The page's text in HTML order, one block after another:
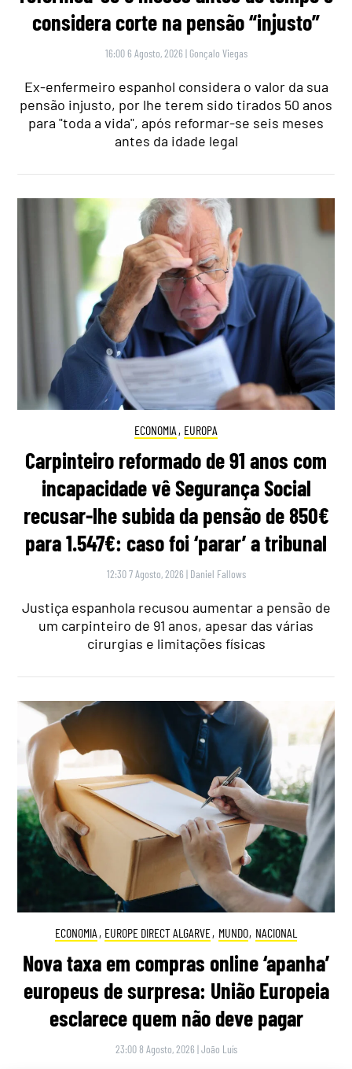
considera corte na pensão “injusto”
16:00 6 Agosto, 2026 | Gonçalo Viegas
Ex-enfermeiro espanhol considera o valor da sua
pensão injusto, por lhe terem sido tirados 50 anos
para "toda a vida", após reformar-se seis meses
antes da idade legal
ECONOMIA , EUROPA
Carpinteiro reformado de 91 anos com
incapacidade vê Segurança Social
recusar-lhe subida da pensão de 850€
para 1.547€: caso foi ‘parar’ a tribunal
12:30 7 Agosto, 2026 | Daniel Fallows
Justiça espanhola recusou aumentar a pensão de
um carpinteiro de 91 anos, apesar das várias
cirurgias e limitações físicas
ECONOMIA , EUROPE DIRECT ALGARVE, MUNDO, NACIONAL
Nova taxa em compras online ‘apanha’
europeus de surpresa: União Europeia
esclarece quem não deve pagar
23:00 8 Agosto, 2026 |João Luís